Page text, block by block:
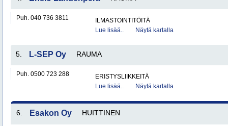
Puh. 040 736 3811
ILMASTOINTITÖITÄ
Lue lisää..
Näytä kartalla
5. L-SEP Oy RAUMA
Puh. 0500 723 288
ERISTYSLIIKKEITÄ
Lue lisää..
Näytä kartalla
6. Esakon Oy HUITTINEN